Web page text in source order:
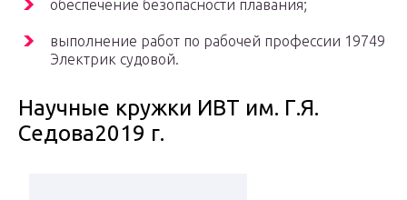
обеспечение безопасности плавания;
выполнение работ по рабочей профессии 19749
Электрик судовой.
Научные кружки ИВТ им. Г.Я.
Седова2019 г.